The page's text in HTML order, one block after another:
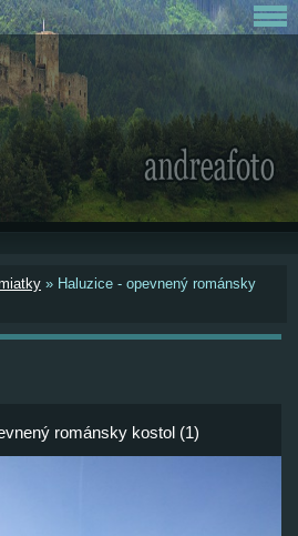
» Haluzice - opevnený románsky
románsky kostol (1)